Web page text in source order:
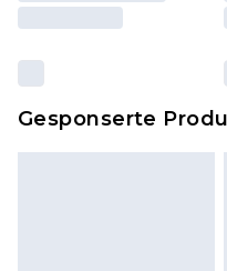
und Kissen, müssen
Klickehierum unsere
Gesponserte